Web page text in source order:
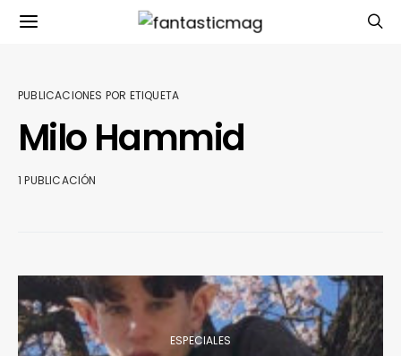
PUBLICACIONES POR ETIQUETA
Milo Hammid
1 PUBLICACIÓN
ESPECIALES